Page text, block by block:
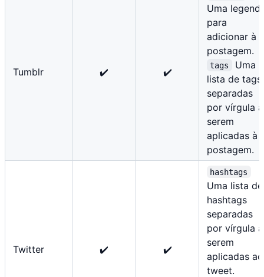
Tumblr ✔️ ✔️
Uma
para
adicionar à
postagem.
tags
Uma
lista de tags
separadas
por vírgula a
serem
aplicadas à
postagem.
Twitter ✔️ ✔️
hashtags
Uma lista de
hashtags
separadas
por vírgula a
serem
aplicadas ao
tweet.